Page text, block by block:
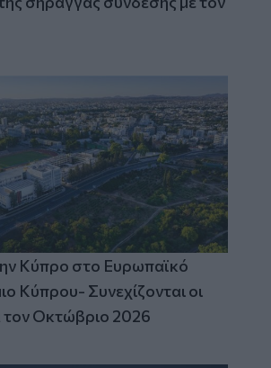
Κύπρο στο Ευρωπαϊκό
Κύπρου- Συνεχίζονται οι
τον Οκτώβριο 2026